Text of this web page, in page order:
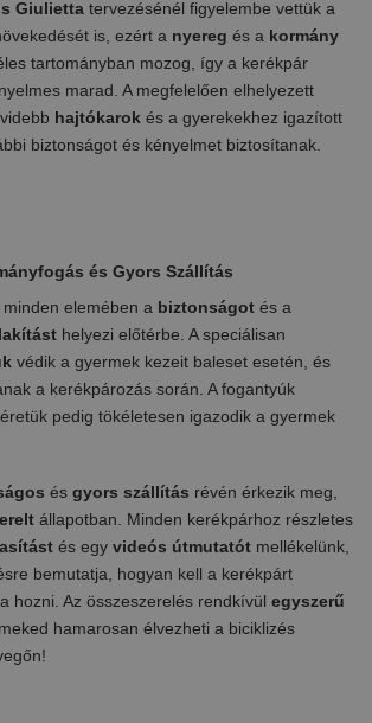
Giulietta tervezésénél figyelembe vettük a
is, ezért a nyereg és a kormány
tartományban mozog, így a kerékpár
marad. A megfelelően elhelyezett
hajtókarok és a gyerekekhez igazított
biztonságot és kényelmet biztosítanak.
és Gyors Szállítás
minden elemében a biztonságot és a
helyezi előtérbe. A speciálisan
védik a gyermek kezeit baleset esetén, és
a kerékpározás során. A fogantyúk
pedig tökéletesen igazodik a gyermek
és gyors szállítás révén érkezik meg,
állapotban. Minden kerékpárhoz részletes
és egy videós útmutatót mellékelünk,
bemutatja, hogyan kell a kerékpárt
hozni. Az összeszerelés rendkívül egyszerű
hamarosan élvezheti a biciklizés